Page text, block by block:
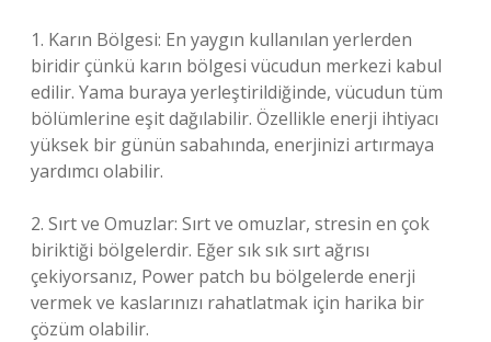
1. Karın Bölgesi: En yaygın kullanılan yerlerden
biridir çünkü karın bölgesi vücudun merkezi kabul
edilir. Yama buraya yerleştirildiğinde, vücudun tüm
bölümlerine eşit dağılabilir. Özellikle enerji ihtiyacı
yüksek bir günün sabahında, enerjinizi artırmaya
yardımcı olabilir.
2. Sırt ve Omuzlar: Sırt ve omuzlar, stresin en çok
biriktiği bölgelerdir. Eğer sık sık sırt ağrısı
çekiyorsanız, Power patch bu bölgelerde enerji
vermek ve kaslarınızı rahatlatmak için harika bir
çözüm olabilir.